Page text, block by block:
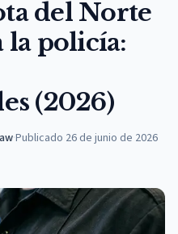
del Norte
la policía:
(2026)
·Publicado 26 de junio de 2026